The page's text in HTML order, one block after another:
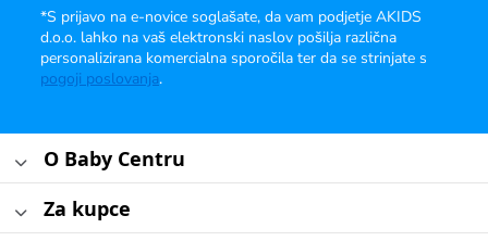
*S prijavo na e-novice soglašate, da vam podjetje AKIDS
d.o.o. lahko na vaš elektronski naslov pošilja različna
personalizirana komercialna sporočila ter da se strinjate s
pogoji poslovanja.
O Baby Centru
Za kupce